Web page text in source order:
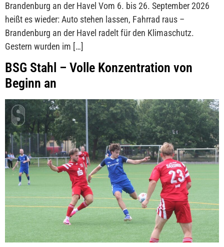
Brandenburg an der Havel Vom 6. bis 26. September 2026
heißt es wieder: Auto stehen lassen, Fahrrad raus –
Brandenburg an der Havel radelt für den Klimaschutz.
Gestern wurden im […]
BSG Stahl – Volle Konzentration von
Beginn an